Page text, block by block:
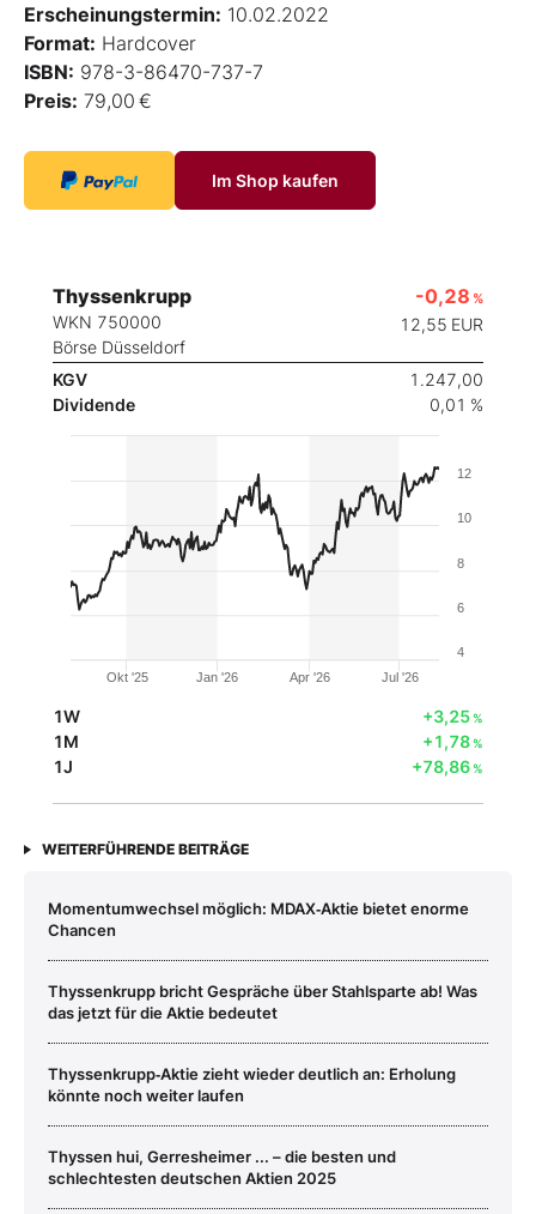
Erscheinungstermin: 10.02.2022
Format: Hardcover
ISBN: 978-3-86470-737-7
Preis: 79,00 €
Im Shop kaufen
Thyssenkrupp
WKN 750000
Börse Düsseldorf
-0,28 %
12,55 EUR
KGV
1.247,00
Dividende
0,01 %
Okt '25 Jan '26 Apr '26 Jul '26
4
6
8
10
12
1W +3,25%
1M +1,78%
1J +78,86%
WEITERFÜHRENDE BEITRÄGE
Momentumwechsel möglich: MDAX‑Aktie bietet enorme
Chancen
Thyssenkrupp bricht Gespräche über Stahlsparte ab! Was
das jetzt für die Aktie bedeutet
Thyssenkrupp‑Aktie zieht wieder deutlich an: Erholung
könnte noch weiter laufen
Thyssen hui, Gerresheimer ... – die besten und
schlechtesten deutschen Aktien 2025